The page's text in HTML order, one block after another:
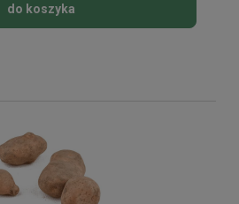
do koszyka